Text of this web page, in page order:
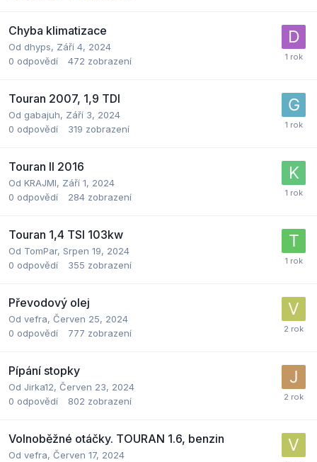
Chyba klimatizace
Od dhyps, Září 4, 2024
0 odpovědí 472 zobrazení
Touran 2007, 1,9 TDI
Od gabajuh, Září 3, 2024
0 odpovědí 319 zobrazení
Touran II 2016
Od KRAJMI, Září 1, 2024
0 odpovědí 284 zobrazení
Touran 1,4 TSI 103kw
Od TomPar, Srpen 19, 2024
0 odpovědí 355 zobrazení
Převodový olej
Od vefra, Červen 25, 2024
0 odpovědí 777 zobrazení
Pípání stopky
Od Jirka12, Červen 23, 2024
0 odpovědí 802 zobrazení
Volnoběžné otáčky. TOURAN 1.6, benzin
Od vefra, Červen 17, 2024